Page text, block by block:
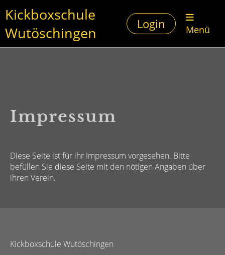
Kickboxschule
Wutöschingen
Login Menü
Impressum
Diese Seite ist für ihr Impressum vorgesehen. Bitte
befüllen Sie diese Seite mit den nötigen Angaben über
ihren Verein.
Kickboxschule Wutöschingen